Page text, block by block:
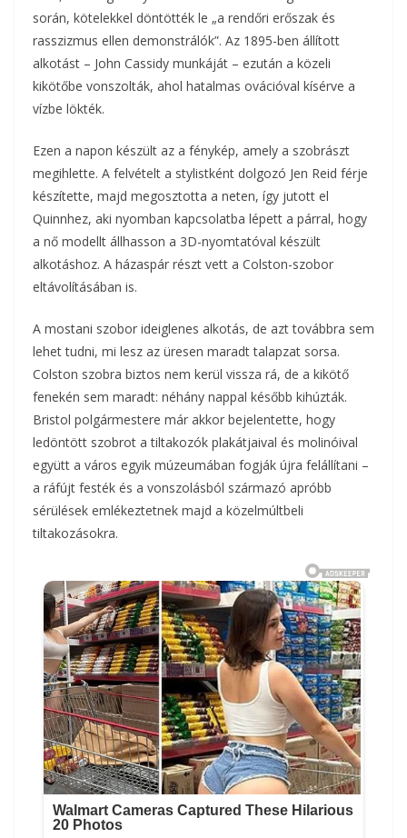
során, kötelekkel döntötték le „a rendőri erőszak és
rasszizmus ellen demonstrálók”. Az 1895-ben állított
alkotást – John Cassidy munkáját – ezután a közeli
kikötőbe vonszolták, ahol hatalmas ovációval kísérve a
vízbe lökték.
Ezen a napon készült az a fénykép, amely a szobrászt
megihlette. A felvételt a stylistként dolgozó Jen Reid férje
készítette, majd megosztotta a neten, így jutott el
Quinnhez, aki nyomban kapcsolatba lépett a párral, hogy
a nő modellt állhasson a 3D-nyomtatóval készült
alkotáshoz. A házaspár részt vett a Colston-szobor
eltávolításában is.
A mostani szobor ideiglenes alkotás, de azt továbbra sem
lehet tudni, mi lesz az üresen maradt talapzat sorsa.
Colston szobra biztos nem kerül vissza rá, de a kikötő
fenekén sem maradt: néhány nappal később kihúzták.
Bristol polgármestere már akkor bejelentette, hogy
ledöntött szobrot a tiltakozók plakátjaival és molinóival
együtt a város egyik múzeumában fogják újra felállítani –
a ráfújt festék és a vonszolásból származó apróbb
sérülések emlékeztetnek majd a közelmúltbeli
tiltakozásokra.